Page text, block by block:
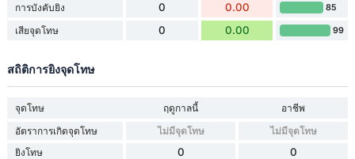
การบังคับยิง 0 0.00 85
เสียจุดโทษ 0 0.00 99
สถิติการยิงจุดโทษ
จุดโทษ ฤดูกาลนี้
อาชีพ
อัตราการเกิดจุดโทษ
ไม่มีจุดโทษ
ไม่มีจุดโทษ
ยิงโทษ
0 0